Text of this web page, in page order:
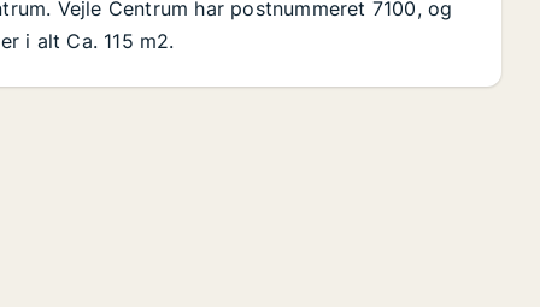
Vejle Centrum har postnummeret 7100, og
i alt Ca. 115 m2.